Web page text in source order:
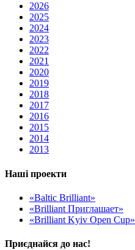
2026
2025
2024
2023
2022
2021
2020
2019
2018
2017
2016
2015
2014
2013
Наші проекти
«Baltic Brilliant»
«Brilliant Приглашает»
«Brilliant Kyiv Open Cup»
Приєднайся до нас!